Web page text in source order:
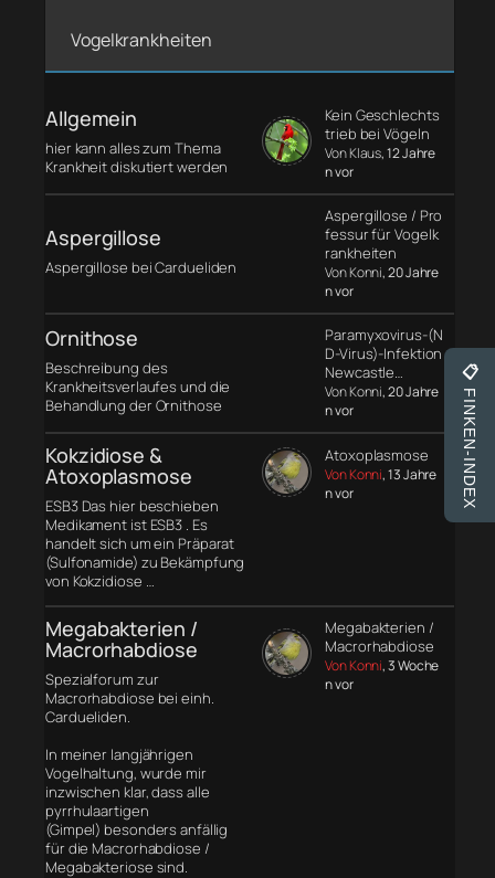
Vogelkrankheiten
Allgemein
hier kann alles zum Thema
Krankheit diskutiert werden
Kein Geschlechts
trieb bei Vögeln
Von Klaus, 12 Jahre
n vor
Aspergillose
Aspergillose bei Cardueliden
Aspergillose / Pro
fessur für Vogelk
rankheiten
Von Konni, 20 Jahre
n vor
Ornithose
Beschreibung des
Krankheitsverlaufes und die
Behandlung der Ornithose
Paramyxovirus-(N
D-Virus)-Infektion
Newcastle…
Von Konni, 20 Jahre
n vor
Kokzidiose &
Atoxoplasmose
ESB3 Das hier beschieben
Medikament ist ESB3 . Es
handelt sich um ein Präparat
(Sulfonamide) zu Bekämpfung
von Kokzidiose …
Atoxoplasmose
Von Konni, 13 Jahre
n vor
Megabakterien /
Macrorhabdiose
Spezialforum zur
Macrorhabdiose bei einh.
Cardueliden.
In meiner langjährigen
Vogelhaltung, wurde mir
inzwischen klar, dass alle
pyrrhulaartigen
(Gimpel) besonders anfällig
für die Macrorhabdiose /
Megabakteriose sind.
Megabakterien /
Macrorhabdiose
Von Konni, 3 Woche
n vor
📋
FINKEN-INDEX